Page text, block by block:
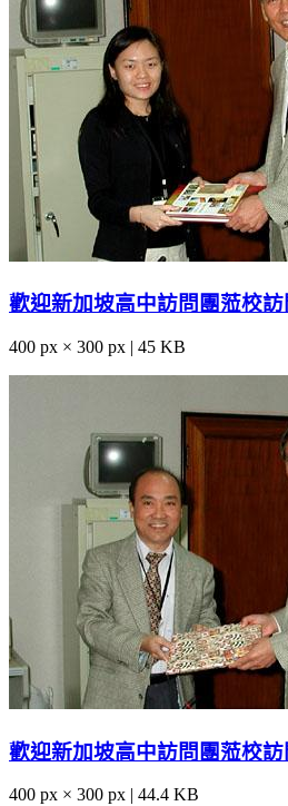
歡迎新加坡高中訪問團蒞校訪
400 px × 300 px | 45 KB
歡迎新加坡高中訪問團蒞校訪
400 px × 300 px | 44.4 KB